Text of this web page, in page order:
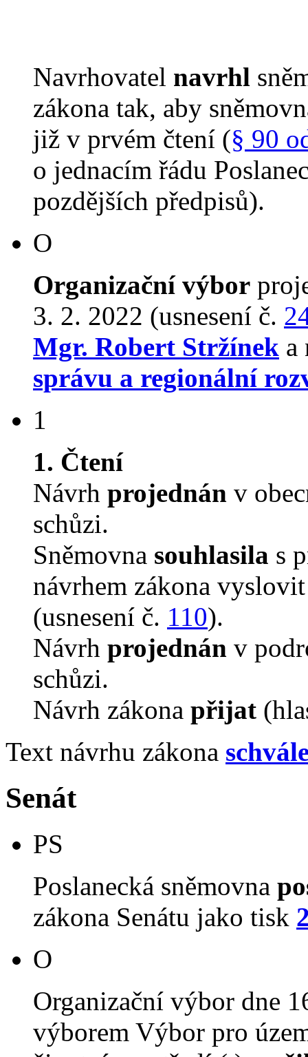
Navrhovatel navrhl
zákona tak, aby
již v prvém čtení (§ 90
o jednacím řádu
pozdějších předpisů).
O
Organizační výbor
3. 2. 2022 (usnesení č.
Mgr. Robert Stržínek a
správu a regionální
1
1. Čtení
Návrh projednán v
schůzi.
Sněmovna souhlasila s
návrhem zákona
(usnesení č. 110).
Návrh projednán v
schůzi.
Návrh zákona přijat
Text návrhu zákona
Senát
PS
Poslanecká sněmovna
zákona Senátu jako tisk
O
Organizační výbor dne
výborem Výbor pro